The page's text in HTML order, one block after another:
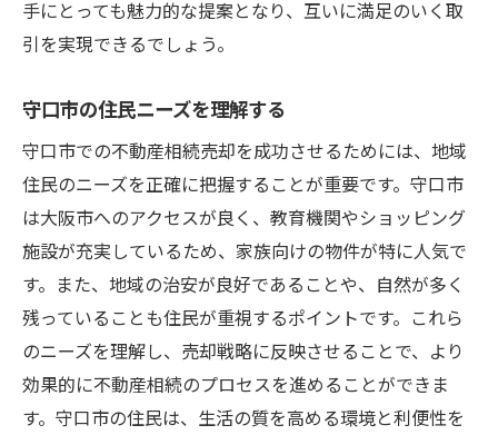
手にとっても魅力的な提案となり、互いに満足のいく取
引を実現できるでしょう。
守口市の住民ニーズを理解する
守口市での不動産相続売却を成功させるためには、地域
住民のニーズを正確に把握することが重要です。守口市
は大阪市へのアクセスが良く、教育機関やショッピング
施設が充実しているため、家族向けの物件が特に人気で
す。また、地域の治安が良好であることや、自然が多く
残っていることも住民が重視するポイントです。これら
のニーズを理解し、売却戦略に反映させることで、より
効果的に不動産相続のプロセスを進めることができま
す。守口市の住民は、生活の質を高める環境と利便性を